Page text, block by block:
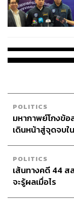
POLITICS
มหากาพย์โกงข้
เดินหน้าสู่จุดจบใ
POLITICS
เส้นทางคดี 44 ส
จะรู้ผลเมื่อไร